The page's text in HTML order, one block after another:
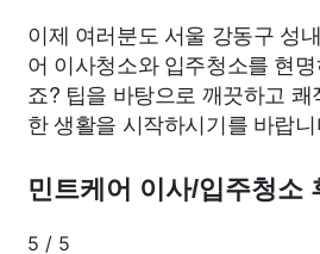
이제 여러분도 서울 강동구 성
어 이사청소와 입주청소를 현
죠? 팁을 바탕으로 깨끗하고
한 생활을 시작하시기를 바랍
민트케어 이사/입주청소
5 / 5